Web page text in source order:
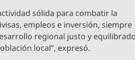
sólida para combatir la
empleos e inversión, siempre
regional justo y
local”, expresó.